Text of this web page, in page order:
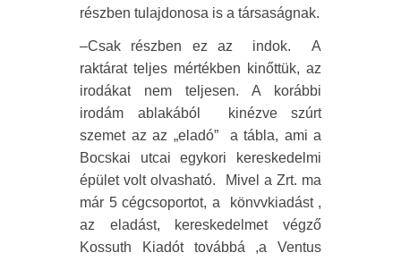
részben tulajdonosa is a társaságnak.
–Csak részben ez az indok.
A
raktárat teljes mértékben kinőttük, az
irodákat nem teljesen. A korábbi
irodám ablakából
kinézve szúrt
szemet az az „eladó”
a tábla, ami a
Bocskai utcai egykori kereskedelmi
épület volt olvasható.
Mivel a Zrt. ma
már 5 cégcsoportot, a
könvvkiadást ,
az eladást, kereskedelmet végző
Kossuth Kiadót továbbá ,a Ventus